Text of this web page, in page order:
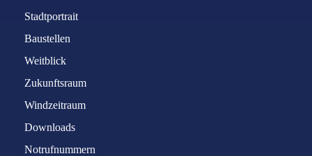
Stadtportrait
Baustellen
Weitblick
Zukunftsraum
Windzeitraum
Downloads
Notrufnummern